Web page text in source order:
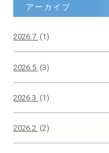
アーカイブ
2026.7 (1)
2026.5 (3)
2026.3 (1)
2026.2 (2)